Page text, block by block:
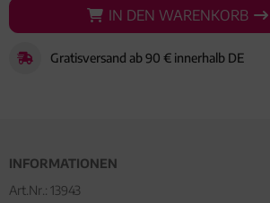
IN DEN WARENKORB
IN DEN WARENKORB
Gratisversand ab 90 € innerhalb DE
INFORMATIONEN
Art.Nr.: 13943